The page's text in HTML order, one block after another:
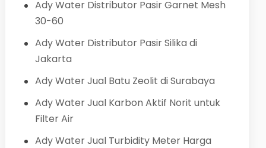
Ady Water Distributor Pasir Garnet Mesh
30-60
Ady Water Distributor Pasir Silika di
Jakarta
Ady Water Jual Batu Zeolit di Surabaya
Ady Water Jual Karbon Aktif Norit untuk
Filter Air
Ady Water Jual Turbidity Meter Harga